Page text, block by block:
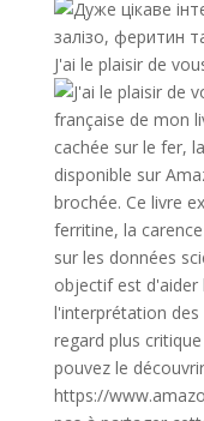
J'ai le plaisir de